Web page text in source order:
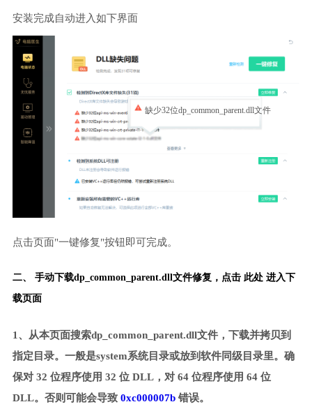
安装完成自动进入如下界面
缺少32位dp_common_parent.dll文件
点击页面"一键修复"按钮即可完成。
二、 手动下载dp_common_parent.dll文件修复， 点击 此处 进入下
载页面
1、从本页面搜索dp_common_parent.dll文件，下载并拷贝到
指定目录。一般是system系统目录或放到软件同级目录里。确
保对 32 位程序使用 32 位 DLL，对 64 位程序使用 64 位
DLL。否则可能会导致 0xc000007b错误。